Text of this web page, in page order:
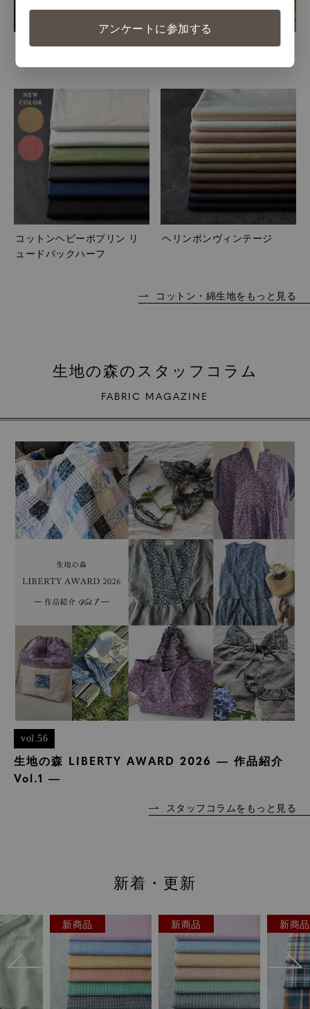
11号帆布ヴィンテージ
コットンキャンバス リュー
コットンヘビーポプリン リ
ュードバックハーフ
ヘリンボンヴィンテージ
コットン・綿生地をもっと見る
生地の森のスタッフコラム
FABRIC MAGAZINE
vol.56
生地の森 LIBERTY AWARD 2026 ― 作品紹介
Vol.1 ―
スタッフコラムをもっと見る
新着・更新
新商品 新商品 限定
アンケートに参加する